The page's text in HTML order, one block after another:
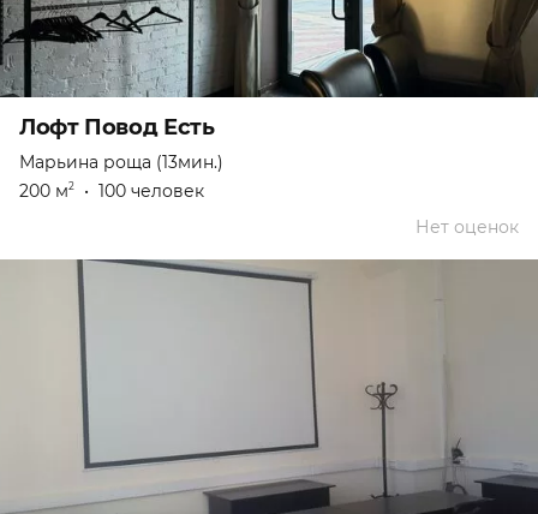
Лофт Повод Есть
Марьина роща (13мин.)
200 м2 • 100 человек
Нет оценок